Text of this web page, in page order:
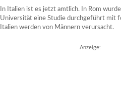
In Italien ist es jetzt amtlich. In Rom
Universität eine Studie durchgeführt mit
Italien werden von Männern verursacht.
Anzeige: